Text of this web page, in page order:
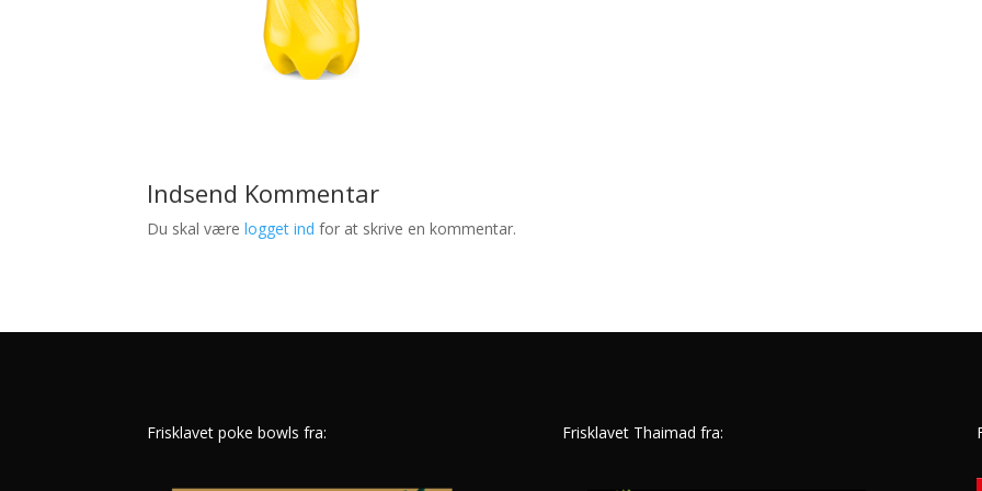
Indsend Kommentar
Du skal værelogget ind for at skrive en kommentar.
Frisklavet poke bowls fra: Frisklavet Thaimad fra: